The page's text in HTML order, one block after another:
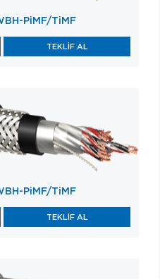
PiMF/TiMF
TEKLİF AL
PiMF/TiMF
TEKLİF AL